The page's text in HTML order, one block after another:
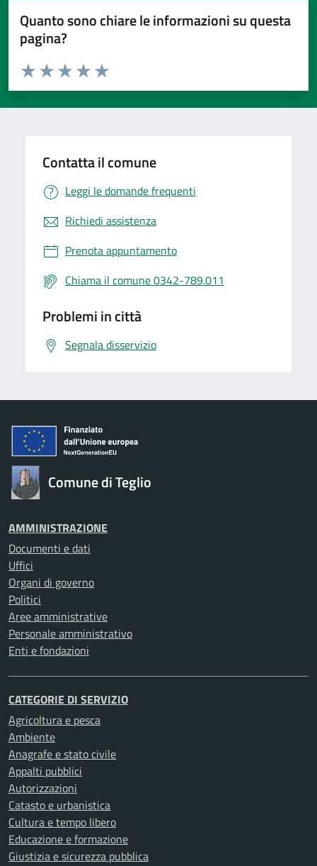
Quanto sono chiare le informazioni su questa
pagina?
Valuta da 1 a 5 stelle la pagina
Valuta 5 stelle su 5
Valuta 4 stelle su 5
Valuta 3 stelle su 5
Valuta 2 stelle su 5
Valuta 1 stelle su 5
Contatta il comune
Leggi le domande frequenti
Richiedi assistenza
Prenota appuntamento
Chiama il comune 0342-789.011
Problemi in città
Segnala disservizio
Comune di Teglio
AMMINISTRAZIONE
Documenti e dati
Uffici
Organi di governo
Politici
Aree amministrative
Personale amministrativo
Enti e fondazioni
CATEGORIE DI SERVIZIO
Agricoltura e pesca
Ambiente
Anagrafe e stato civile
Appalti pubblici
Autorizzazioni
Catasto e urbanistica
Cultura e tempo libero
Educazione e formazione
Giustizia e sicurezza pubblica